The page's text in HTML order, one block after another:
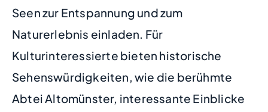
Seen zur Entspannung und zum
Naturerlebnis einladen. Für
Kulturinteressierte bieten historische
Sehenswürdigkeiten, wie die berühmte
Abtei Altomünster, interessante Einblicke